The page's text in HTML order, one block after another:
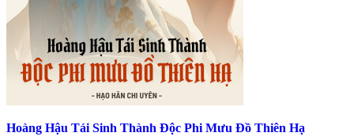
Hoàng Hậu Tái Sinh Thành Độc Phi Mưu Đồ Thiên Hạ